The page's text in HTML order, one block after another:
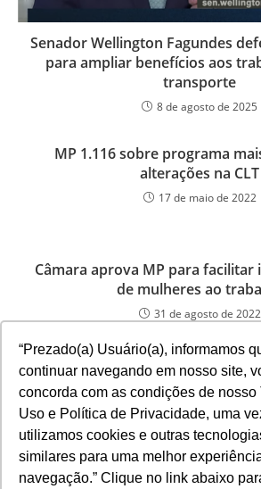
“Prezado(a) Usuário(a), informamos
continuar navegando em nosso site,
concorda com as condições de nosso
Uso e Política de Privacidade, uma
utilizamos cookies e outras
similares para uma melhor
navegação.” Clique no link abaixo
Senador Wellington Fagundes
para ampliar benefícios aos
transporte
8 de agosto de 2025
MP 1.116 sobre programa
alterações na CLT
17 de maio de 2022
Câmara aprova MP para facilitar
de mulheres ao
31 de agosto de 2022